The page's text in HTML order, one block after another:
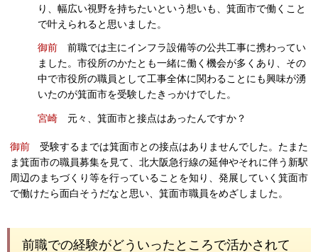
り、幅広い視野を持ちたいという想いも、箕面市で働くこと
で叶えられると思いました。
御前 前職では主にインフラ設備等の公共工事に携わってい
ました。市役所のかたとも一緒に働く機会が多くあり、その
中で市役所の職員として工事全体に関わることにも興味が湧
いたのが箕面市を受験したきっかけでした。
宮崎 元々、箕面市と接点はあったんですか？
御前 受験するまでは箕面市との接点はありませんでした。たまた
ま箕面市の職員募集を見て、北大阪急行線の延伸やそれに伴う新駅
周辺のまちづくり等を行っていることを知り、発展していく箕面市
で働けたら面白そうだなと思い、箕面市職員をめざしました。
前職での経験がどういったところで活かされて